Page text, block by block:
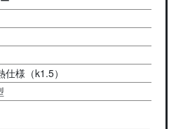
仕様（k1.5）